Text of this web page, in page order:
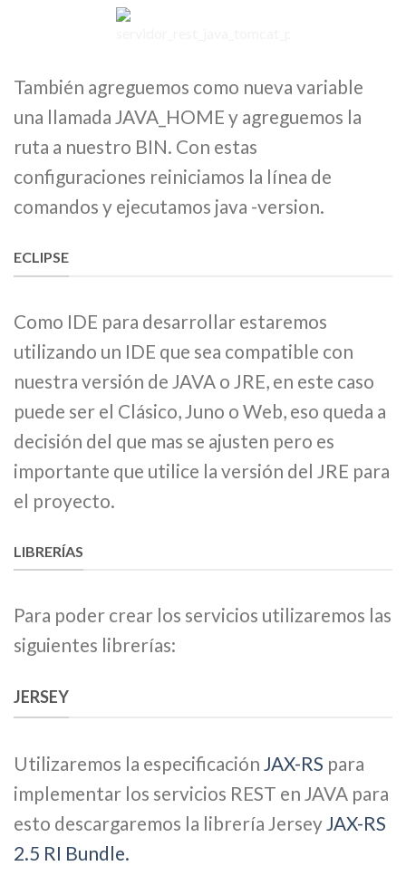
También agreguemos como nueva variable
una llamada JAVA_HOME y agreguemos la
ruta a nuestro BIN. Con estas
configuraciones reiniciamos la línea de
comandos y ejecutamos java -version.
ECLIPSE
Como IDE para desarrollar estaremos
utilizando un IDE que sea compatible con
nuestra versión de JAVA o JRE, en este caso
puede ser el Clásico, Juno o Web, eso queda a
decisión del que mas se ajusten pero es
importante que utilice la versión del JRE para
el proyecto.
LIBRERÍAS
Para poder crear los servicios utilizaremos las
siguientes librerías:
JERSEY
Utilizaremos la especificación JAX-RS para
implementar los servicios REST en JAVA para
esto descargaremos la librería Jersey JAX-RS
2.5 RI Bundle.